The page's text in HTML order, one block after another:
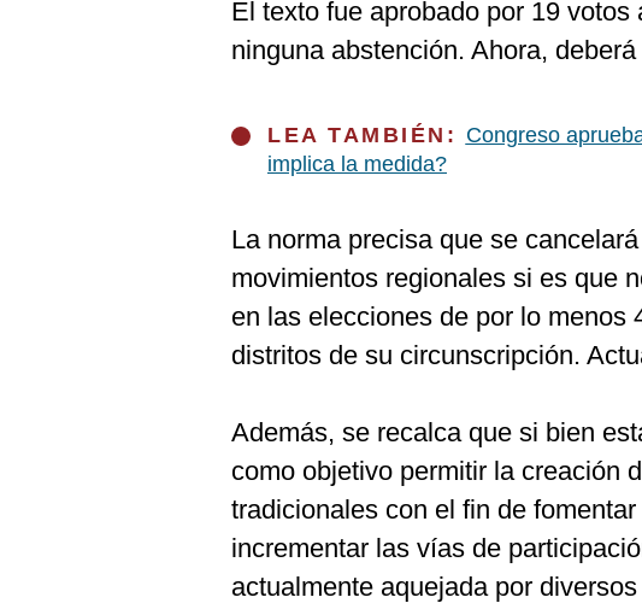
El texto fue aprobado por 19 votos
ninguna abstención. Ahora,
LEA TAMBIÉN: Congreso
implica la medida?
La norma precisa que se
movimientos regionales si es que
en las elecciones de por lo menos
distritos de su circunscripción.
Además, se recalca que si bien
como objetivo permitir la creación
tradicionales con el fin de
incrementar las vías de
actualmente aquejada por